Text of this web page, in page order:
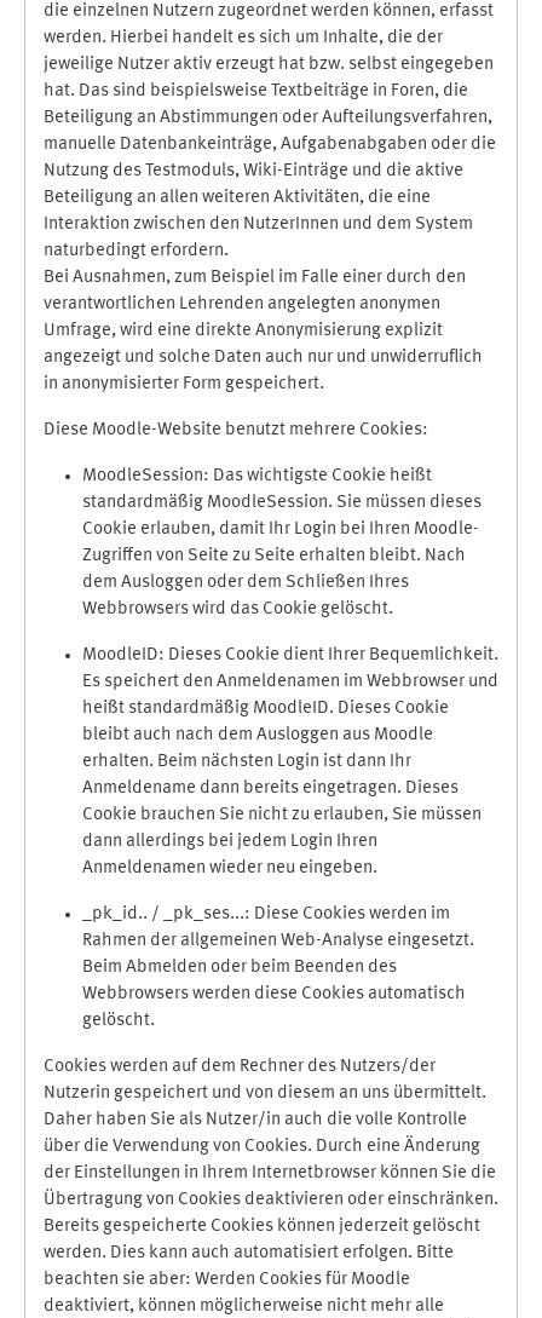
die einzelnen Nutzern zugeordnet werden können, erfasst
werden. Hierbei handelt es sich um Inhalte, die der
jeweilige Nutzer aktiv erzeugt hat bzw. selbst eingegeben
hat. Das sind beispielsweise Textbeiträge in Foren, die
Beteiligung an Abstimmungen oder Aufteilungsverfahren,
manuelle Datenbankeinträge, Aufgabenabgaben oder die
Nutzung des Testmoduls, Wiki-Einträge und die aktive
Beteiligung an allen weiteren Aktivitäten, die eine
Interaktion zwischen den NutzerInnen und dem System
naturbedingt erfordern.
Bei Ausnahmen, zum Beispiel im Falle einer durch den
verantwortlichen Lehrenden angelegten anonymen
Umfrage, wird eine direkte Anonymisierung explizit
angezeigt und solche Daten auch nur und unwiderruflich
in anonymisierter Form gespeichert.
Diese Moodle-Website benutzt mehrere Cookies:
MoodleSession: Das wichtigste Cookie heißt
standardmäßig MoodleSession. Sie müssen dieses
Cookie erlauben, damit Ihr Login bei Ihren Moodle-
Zugriffen von Seite zu Seite erhalten bleibt. Nach
dem Ausloggen oder dem Schließen Ihres
Webbrowsers wird das Cookie gelöscht.
MoodleID: Dieses Cookie dient Ihrer Bequemlichkeit.
Es speichert den Anmeldenamen im Webbrowser und
heißt standardmäßig MoodleID. Dieses Cookie
bleibt auch nach dem Ausloggen aus Moodle
erhalten. Beim nächsten Login ist dann Ihr
Anmeldename dann bereits eingetragen. Dieses
Cookie brauchen Sie nicht zu erlauben, Sie müssen
dann allerdings bei jedem Login Ihren
Anmeldenamen wieder neu eingeben.
_pk_id.. / _pk_ses...: Diese Cookies werden im
Rahmen der allgemeinen Web-Analyse eingesetzt.
Beim Abmelden oder beim Beenden des
Webbrowsers werden diese Cookies automatisch
gelöscht.
Cookies werden auf dem Rechner des Nutzers/der
Nutzerin gespeichert und von diesem an uns übermittelt.
Daher haben Sie als Nutzer/in auch die volle Kontrolle
über die Verwendung von Cookies. Durch eine Änderung
der Einstellungen in Ihrem Internetbrowser können Sie die
Übertragung von Cookies deaktivieren oder einschränken.
Bereits gespeicherte Cookies können jederzeit gelöscht
werden. Dies kann auch automatisiert erfolgen. Bitte
beachten sie aber: Werden Cookies für Moodle
deaktiviert, können möglicherweise nicht mehr alle